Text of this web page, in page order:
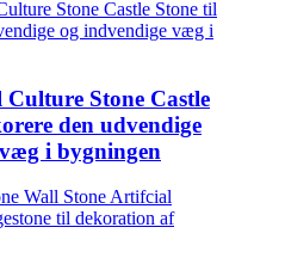
Stone Castle
den udvendige
i bygningen